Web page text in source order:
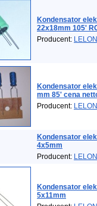
Kondensator
22x18mm 105'
Producent: LELON
Kondensator
mm 85' cena
Producent: LELON
Kondensator
4x5mm
Producent: LELON
Kondensator
5x11mm